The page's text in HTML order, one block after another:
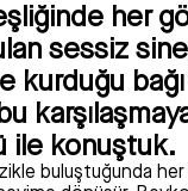
her
sessiz
kurduğu
ile konuştuk.
buluştuğunda